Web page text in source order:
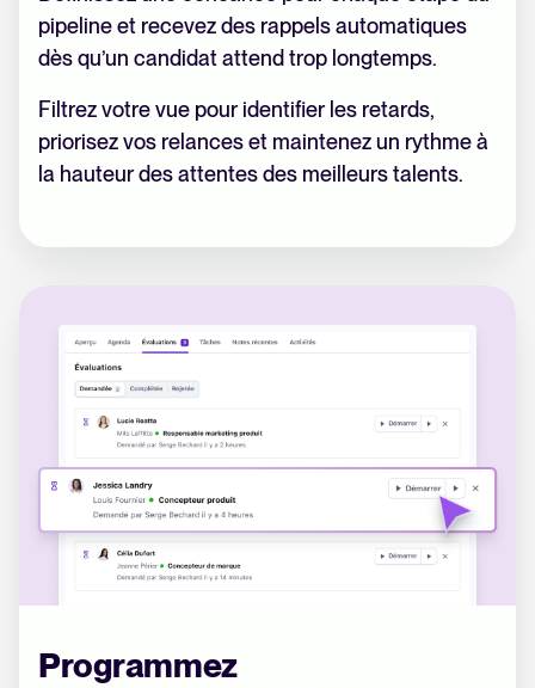
pipeline et recevez des rappels automatiques
dès qu’un candidat attend trop longtemps.
Filtrez votre vue pour identifier les retards,
priorisez vos relances et maintenez un rythme à
la hauteur des attentes des meilleurs talents.
Programmez